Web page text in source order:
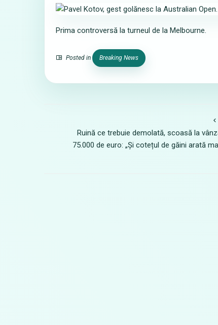
Prima controversă la turneul de la Melbourne.
Posted in Breaking News
Ruină ce trebuie demolată, scoasă la
75.000 de euro: „Și cotețul de găini arată